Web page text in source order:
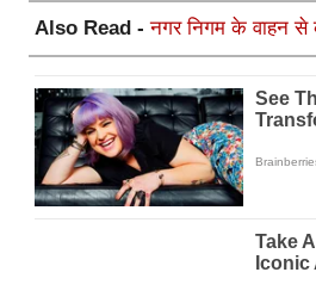
Also Read -नगर निगम के वाहन